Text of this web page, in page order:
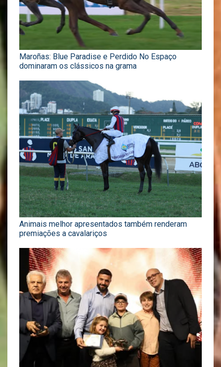
Maroñas: Blue Paradise e Perdido No Espaço
dominaram os clássicos na grama
Animais melhor apresentados também renderam
premiações a cavalariços